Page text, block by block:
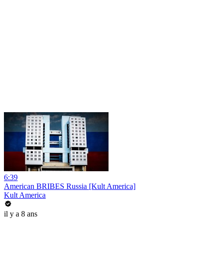
6:39
American BRIBES Russia [Kult America]
Kult America
il y a 8 ans